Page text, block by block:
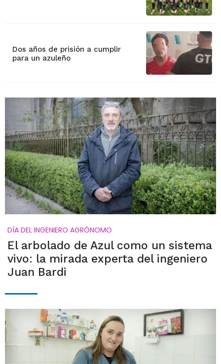
Dos años de prisión a cumplir
para un azuleño
DÍA DEL INGENIERO AGRÓNOMO
El arbolado de Azul como un sistema
vivo: la mirada experta del ingeniero
Juan Bardi